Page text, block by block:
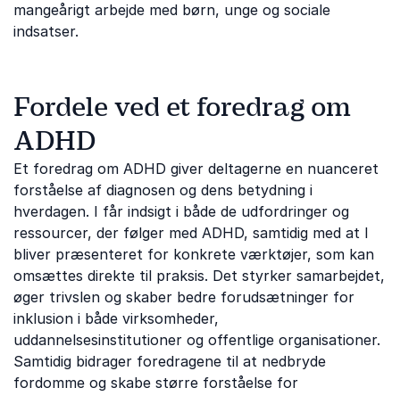
mangeårigt arbejde med børn, unge og sociale
indsatser.
Fordele ved et foredrag om
ADHD
Et foredrag om ADHD giver deltagerne en nuanceret
forståelse af diagnosen og dens betydning i
hverdagen. I får indsigt i både de udfordringer og
ressourcer, der følger med ADHD, samtidig med at I
bliver præsenteret for konkrete værktøjer, som kan
omsættes direkte til praksis. Det styrker samarbejdet,
øger trivslen og skaber bedre forudsætninger for
inklusion i både virksomheder,
uddannelsesinstitutioner og offentlige organisationer.
Samtidig bidrager foredragene til at nedbryde
fordomme og skabe større forståelse for